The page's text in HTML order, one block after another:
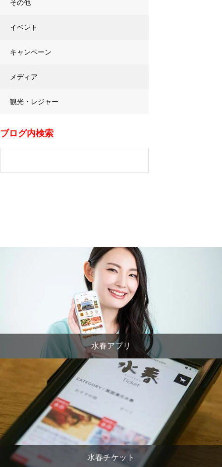
その他
イベント
キャンペーン
メディア
観光・レジャー
ブログ内検索
水春アプリ
水春チケット